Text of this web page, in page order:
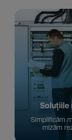
Solu­țiile
Simpli­ficăm
mizăm